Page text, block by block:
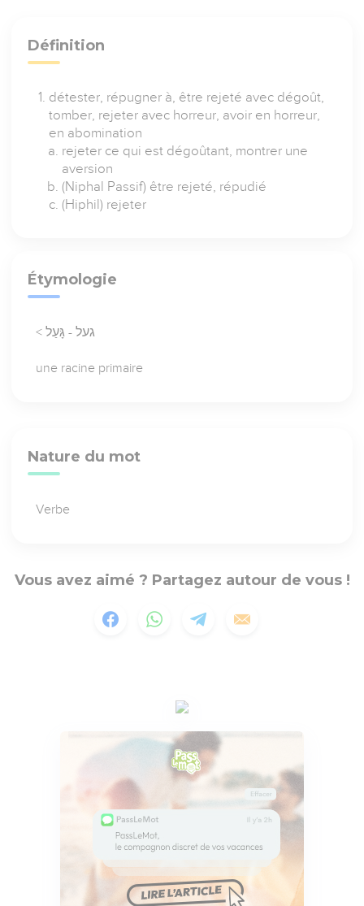
Définition
détester, répugner à, être rejeté avec dégoût,
tomber, rejeter avec horreur, avoir en horreur,
en abomination
rejeter ce qui est dégoûtant, montrer une
aversion
(Niphal Passif) être rejeté, répudié
(Hiphil) rejeter
Étymologie
< געל - גָּעַל
une racine primaire
Nature du mot
Verbe
Vous avez aimé ? Partagez autour de vous !